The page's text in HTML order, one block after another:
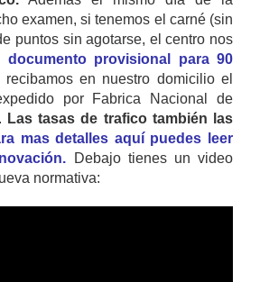
examen, si tenemos el carné (sin
puntos sin agotarse, el centro nos
documento provisional para 90
en nuestro domicilio el
por Fabrica Nacional de
Las tasas de trafico también las
mas detalles aquí puedes leer
Debajo tienes un video
normativa: